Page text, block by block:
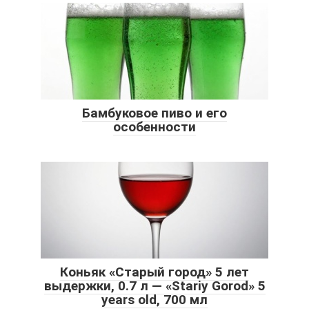
Бамбуковое пиво и его
особенности
Коньяк «Старый город» 5 лет
выдержки, 0.7 л — «Stariy Gorod» 5
years old, 700 мл